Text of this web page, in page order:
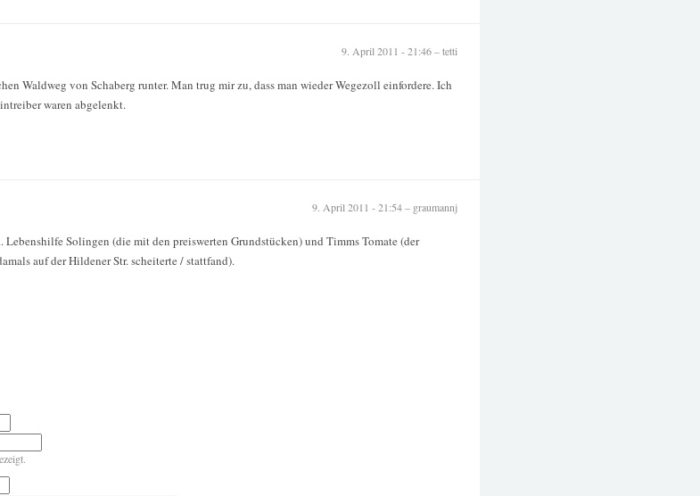
9. April 2011 - 21:46 – tetti
Waldweg von Schaberg runter. Man trug mir zu, dass man wieder Wegezoll einfordere. Ich
waren abgelenkt.
9. April 2011 - 21:54 – graumannj
Lebenshilfe Solingen (die mit den preiswerten Grundstücken) und Timms Tomate (der
auf der Hildener Str. scheiterte / stattfand).